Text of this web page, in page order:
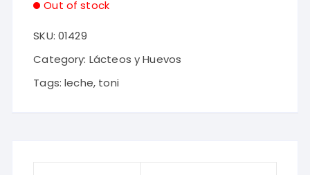
Out of stock
SKU: 01429
Category: Lácteos y Huevos
Tags:leche, toni